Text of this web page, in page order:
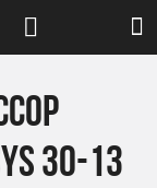
30-13